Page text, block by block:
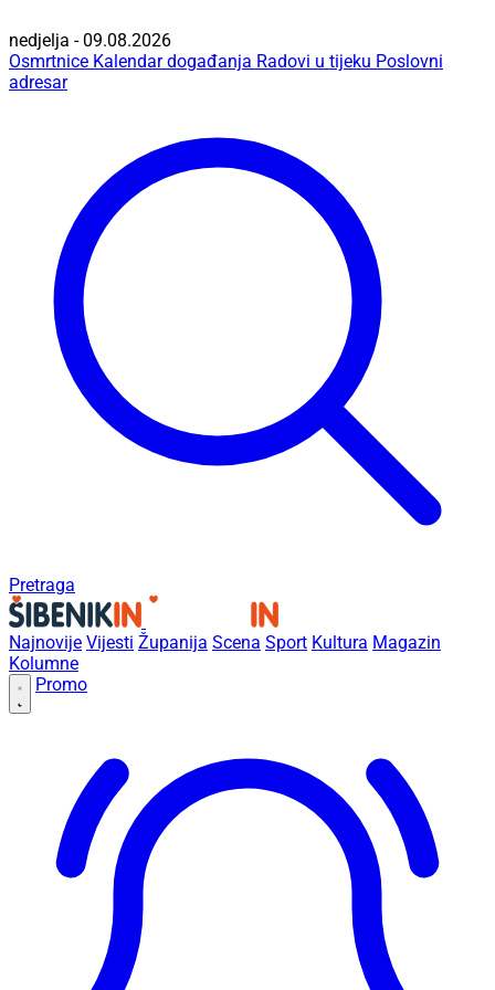
nedjelja - 09.08.2026
Osmrtnice Kalendar događanja Radovi u tijeku Poslovni
adresar
Pretraga
Najnovije Vijesti Županija Scena Sport Kultura Magazin
Kolumne
Promo